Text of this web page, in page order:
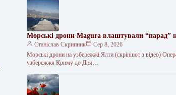
Морські дрони Magura влаштували “парад”
Станіслав Скрипник
Сер 8, 2026
Морські дрони на узбережжі Ялти (скріншот з відео)
узбережжя Криму до Дня…